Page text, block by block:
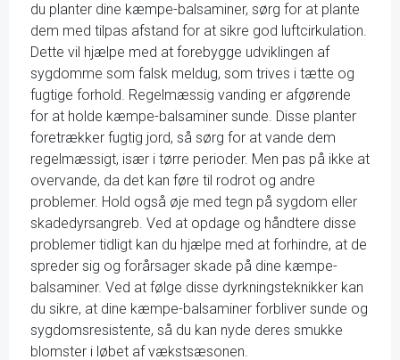
du planter dine kæmpe-balsaminer, sørg for at plante
dem med tilpas afstand for at sikre god luftcirkulation.
Dette vil hjælpe med at forebygge udviklingen af
sygdomme som falsk meldug, som trives i tætte og
fugtige forhold. Regelmæssig vanding er afgørende
for at holde kæmpe-balsaminer sunde. Disse planter
foretrækker fugtig jord, så sørg for at vande dem
regelmæssigt, især i tørre perioder. Men pas på ikke at
overvande, da det kan føre til rodrot og andre
problemer. Hold også øje med tegn på sygdom eller
skadedyrsangreb. Ved at opdage og håndtere disse
problemer tidligt kan du hjælpe med at forhindre, at de
spreder sig og forårsager skade på dine kæmpe-
balsaminer. Ved at følge disse dyrkningsteknikker kan
du sikre, at dine kæmpe-balsaminer forbliver sunde og
sygdomsresistente, så du kan nyde deres smukke
blomster i løbet af vækstsæsonen.